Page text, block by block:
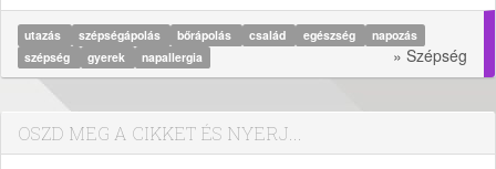
utazás szépségápolás bőrápolás család egészség
napozás
szépség
gyerek napallergia » Szépség
OSZD MEG A CIKKET ÉS NYERJ...